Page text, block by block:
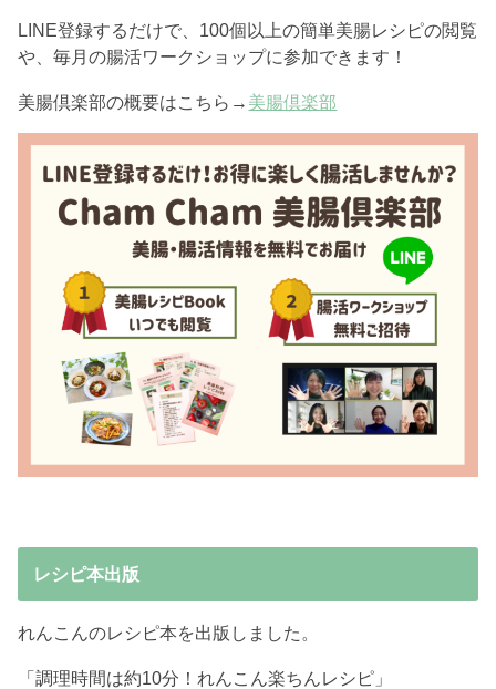
LINE登録するだけで、100個以上の簡単美腸レシピの閲覧
や、毎月の腸活ワークショップに参加できます！
美腸倶楽部の概要はこちら→ 美腸倶楽部
レシピ本出版
れんこんのレシピ本を出版しました。
「調理時間は約10分！れんこん楽ちんレシピ」